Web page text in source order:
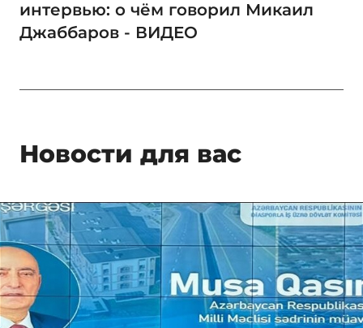
интервью: о чём говорил Микаил
Джаббаров - ВИДЕО
Новости для вас